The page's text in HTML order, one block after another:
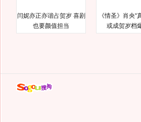
闫妮亦正亦谐占贺岁 喜剧
也要颜值担当
《情圣》肖央“
或成贺岁档